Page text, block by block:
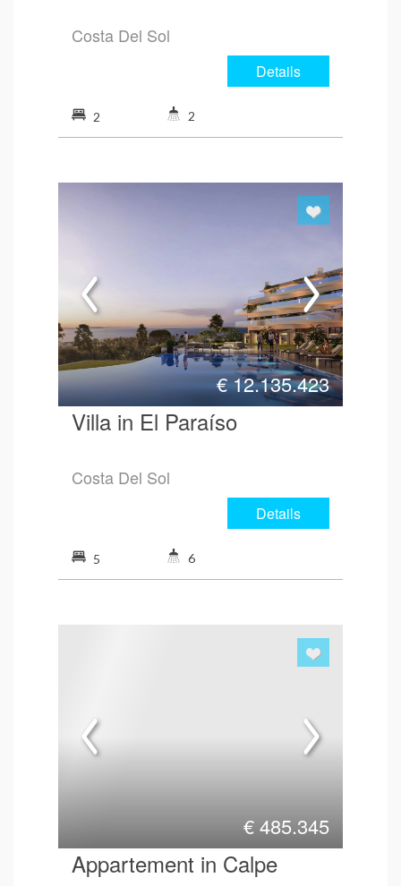
Costa Del Sol
Details
2 2
€12.135.423
Villa in El Paraíso
Costa Del Sol
Details
5 6
€485.345
Appartement in Calpe